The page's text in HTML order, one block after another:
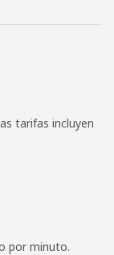
tarifas incluyen
por minuto.